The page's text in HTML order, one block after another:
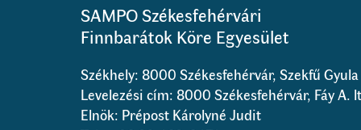
SAMPO Székesfehérvári
Finnbarátok Köre Egyesület
Székhely: 8000 Székesfehérvár, Szekfű
Levelezési cím: 8000 Székesfehérvár, Fáy A.
Elnök: Prépost Károlyné Judit